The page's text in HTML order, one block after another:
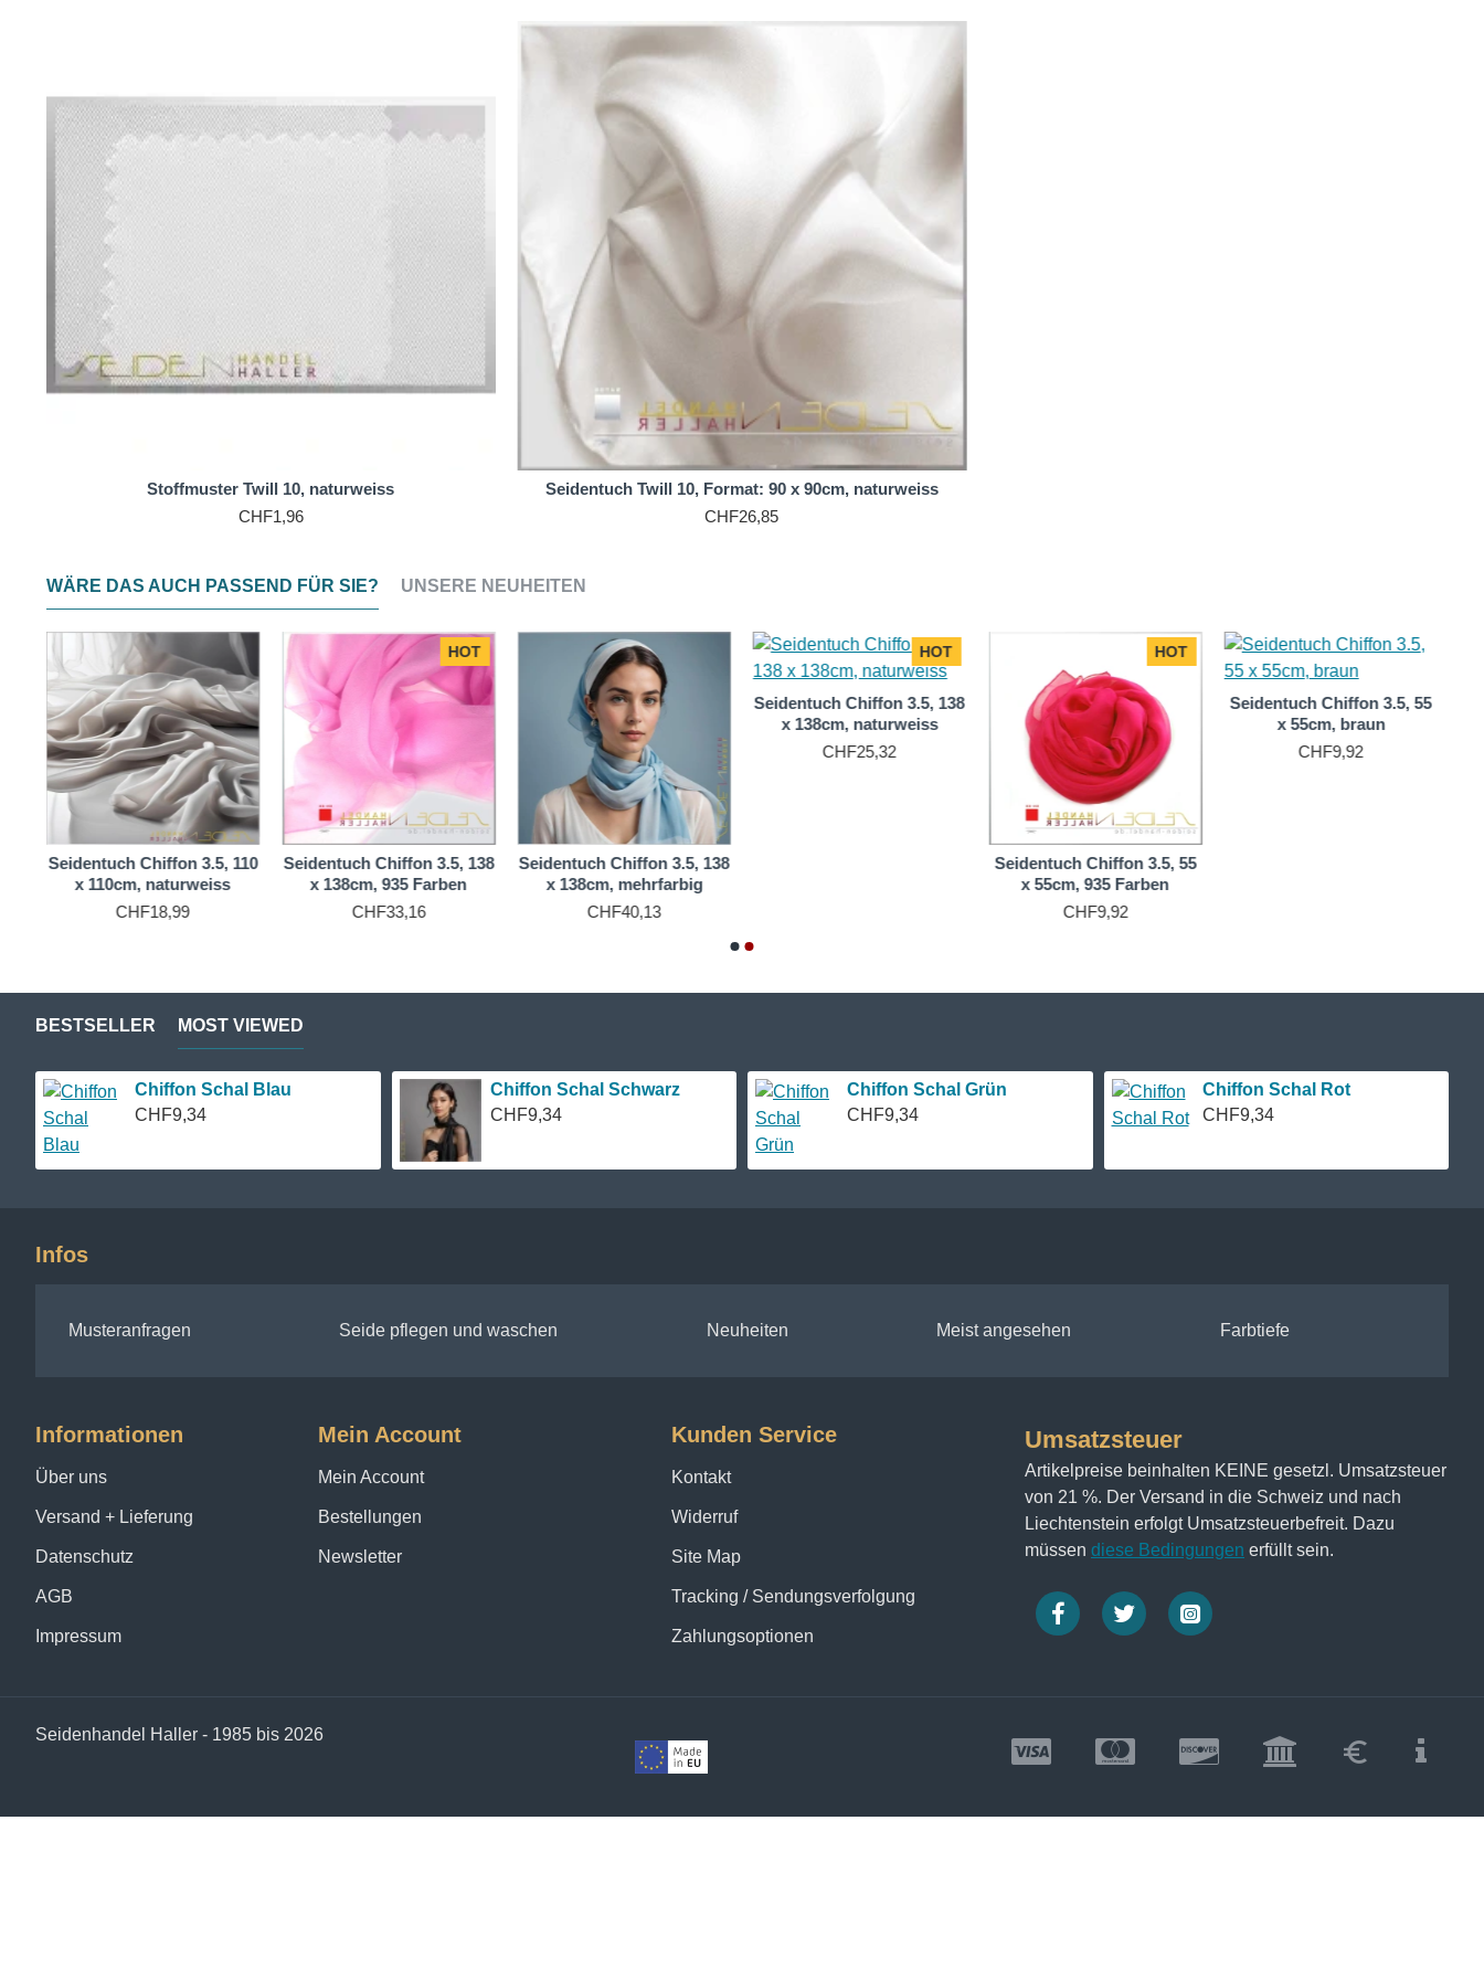
Möglichkeiten, Ihren persönlichen Stil zum Ausdruck zu bringen und Ihre Garderobe aufzufrischen.
Darüber hinaus ist Seide ein natürliches Material, das für seine Atmungsaktivität und Fähigkeit, sowohl Wärme als auch Kälte zu regulieren, geschätzt wird. Ein Seidenfoulard
kann Sie an kühlen Tagen warm halten und an warmen Tagen einen kühlen Komfort bieten.
Ein Twill-Seidenfoulard in 935 Farben ist mehr als nur ein modisches Accessoire - es ist eine Investition in Qualität und Stil. Mit der richtigen Pflege kann es jahrelang halten
und seinen Glanz und seine Schönheit bewahren.
Zögern Sie also nicht, sich selbst oder einem geliebten Menschen dieses wunderschöne Seidenfoulard zu gönnen. Mit so vielen Farben zur Auswahl ist es das perfekte
Geschenk, das immer geschätzt wird. Es ist nicht nur ein modisches Statement, sondern auch ein Zeichen von Geschmack und Raffinesse. Ein Twill-Seidenfoulard in 935
Farben ist ein Accessoire, das nie aus der Mode kommt. Es ist eine lohnende Investition, die Sie nicht bereuen werden.
Stoffmuster Twill 10, naturweiss
CHF1,96
Seidentuch Twill 10, Format: 90 x 90cm, naturweiss
CHF26,85
WÄRE DAS AUCH PASSEND FÜR SIE? UNSERE NEUHEITEN
Seidentuch Chiffon 3.5, 110
x 110cm, naturweiss
CHF18,99
HOT
Seidentuch Chiffon 3.5, 138
x 138cm, 935 Farben
CHF33,16
Seidentuch Chiffon 3.5, 138
x 138cm, mehrfarbig
CHF40,13
HOT
Seidentuch Chiffon 3.5, 138
x 138cm, naturweiss
CHF25,32
HOT
Seidentuch Chiffon 3.5, 55
x 55cm, 935 Farben
CHF9,92
Seidentuch Chiffon 3.5, 55
x 55cm, braun
CHF9,92
BESTSELLER MOST VIEWED
Chiffon Schal Blau
CHF9,34
Chiffon Schal Schwarz
CHF9,34
Chiffon Schal Grün
CHF9,34
Chiffon Schal Rot
CHF9,34
Infos
Musteranfragen Seide pflegen und waschen Neuheiten Meist angesehen Farbtiefe
Informationen
Über uns
Versand + Lieferung
Datenschutz
AGB
Impressum
Mein Account
Mein Account
Bestellungen
Newsletter
Kunden Service
Kontakt
Widerruf
Site Map
Tracking / Sendungsverfolgung
Zahlungsoptionen
Umsatzsteuer
Artikelpreise beinhalten KEINE gesetzl. Umsatzsteuer
von 21 %. Der Versand in die Schweiz und nach
Liechtenstein erfolgt Umsatzsteuerbefreit. Dazu
müssen diese Bedingungen erfüllt sein.
Seidenhandel Haller - 1985 bis 2026